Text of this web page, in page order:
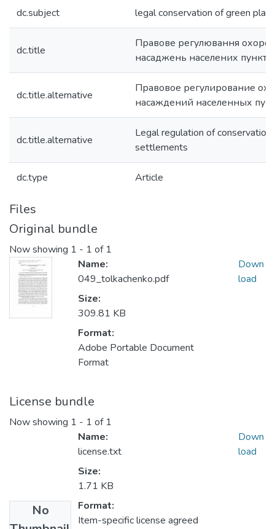
dc.subject legal conservation of green
dc.title
Правове регулювання
насаджень населених пунктів
dc.title.alternative
Правовое регулирование
насаждений населенных
dc.title.alternative
Legal regulation of
settlements
dc.type Article
Files
Original bundle
Now showing 1 - 1 of 1
Name:
049_tolkachenko.pdf
Size:
309.81 KB
Format:
Adobe Portable Document
Format
Down
load
License bundle
Now showing 1 - 1 of 1
No
Name:
license.txt
Size:
1.71 KB
Format:
Item-specific license agreed
Down
load